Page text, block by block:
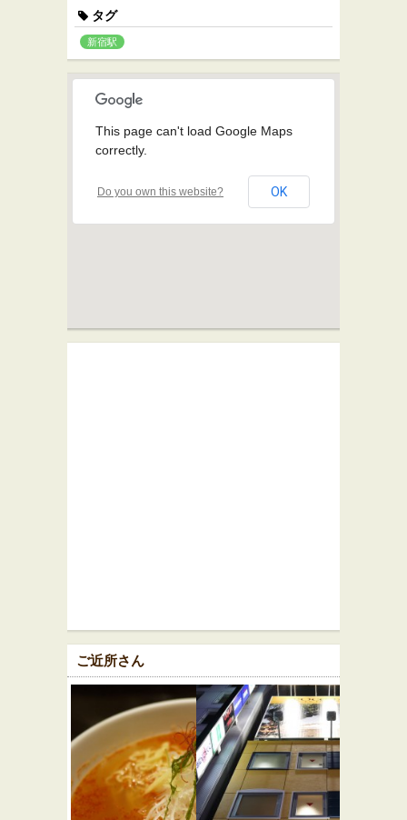
タグ
新宿駅
This page can't load Google Maps
correctly.
Do you own this website? OK
ご近所さん